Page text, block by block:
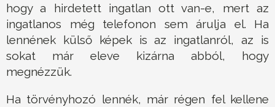
hogy a hirdetett ingatlan ott van-e, mert az
ingatlanos még telefonon sem árulja el. Ha
lennének külső képek is az ingatlanról, az is
sokat már eleve kizárna abból, hogy
megnézzük.
Ha törvényhozó lennék, már régen fel kellene